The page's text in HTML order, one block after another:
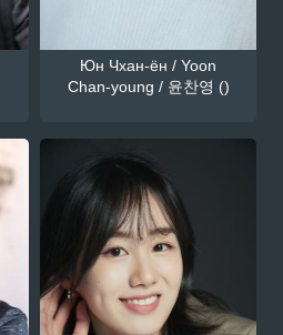
Юн Чхан-ён / Yoon
Chan-young / 윤찬영 ()